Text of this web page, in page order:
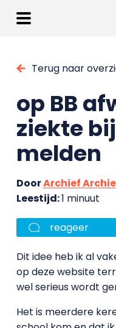
Terug naar
op BB
ziekte
melden
DoorArchief
Leestijd:1 minuut
reageer
Dit idee heb ik al
op deze website
wel serieus wordt
Het is meerdere